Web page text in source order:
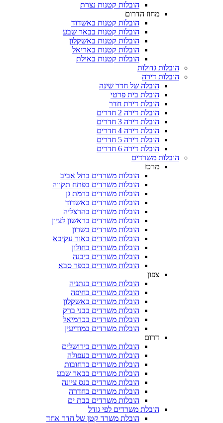
הובלות קטנות נצרת
הובלות קטנות באשדוד
הובלות קטנות בבאר שבע
הובלות קטנות באשקלון
הובלות קטנות באריאל
הובלות קטנות באילת
הובלה של חדר שינה
הובלות משרדים בתל אביב
הובלות משרדים בפתח תקווה
הובלות משרדים ברמת גן
הובלות משרדים באשדוד
הובלות משרדים בהרצליה
הובלות משרדים בראשון לציון
הובלות משרדים בשרון
הובלות משרדים באור עקיבא
הובלות משרדים בחולון
הובלות משרדים ביבנה
הובלות משרדים בכפר סבא
הובלות משרדים בנתניה
הובלות משרדים בחיפה
הובלות משרדים באשקלון
הובלות משרדים בבני ברק
הובלות משרדים בכרמיאל
הובלות משרדים במודיעין
הובלות משרדים בירושלים
הובלות משרדים בעפולה
הובלות משרדים ברחובות
הובלות משרדים בבאר שבע
הובלות משרדים בנס ציונה
הובלות משרדים בחדרה
הובלות משרדים בבת ים
הובלת משרדים לפי גודל
הובלת משרד קטן של חדר אחד